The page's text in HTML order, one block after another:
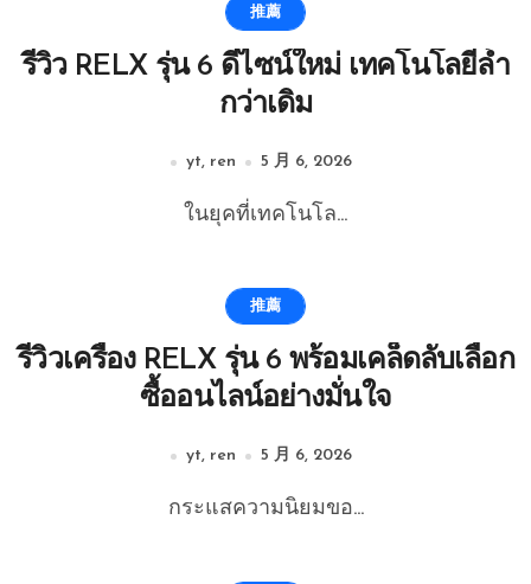
推薦
รีวิว RELX รุ่น 6 ดีไซน์ใหม่ เทคโนโลยีล้ำ
กว่าเดิม
yt, ren 5 月 6, 2026
ในยุคที่เทคโนโล...
推薦
รีวิวเครื่อง RELX รุ่น 6 พร้อมเคล็ดลับเลือก
ซื้ออนไลน์อย่างมั่นใจ
yt, ren 5 月 6, 2026
กระแสความนิยมขอ...